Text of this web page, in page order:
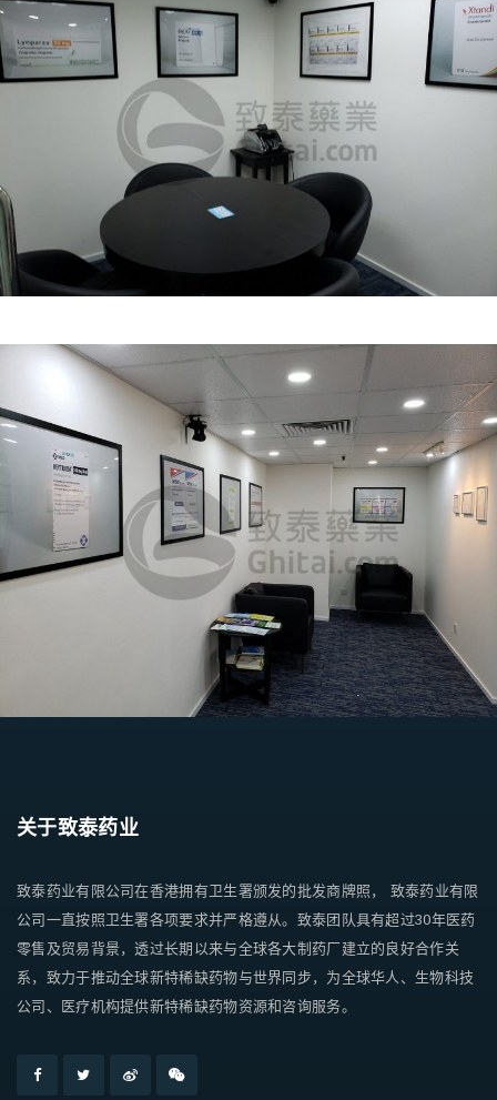
关于致泰药业
致泰药业有限公司在香港拥有卫生署颁发的批发商牌照， 致泰药业有限
公司一直按照卫生署各项要求并严格遵从。致泰团队具有超过30年医药
零售及贸易背景，透过长期以来与全球各大制药厂建立的良好合作关
系，致力于推动全球新特稀缺药物与世界同步，为全球华人、生物科技
公司、医疗机构提供新特稀缺药物资源和咨询服务。